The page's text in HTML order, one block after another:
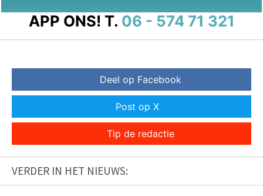
APP ONS! T. 06 - 574 71 321
Deel op Facebook
Post op X
Tip de redactie
VERDER IN HET NIEUWS: